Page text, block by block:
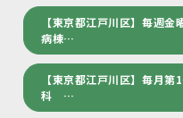
【東京都江戸川区】毎週
病棟…
【東京都江戸川区】毎
科 …